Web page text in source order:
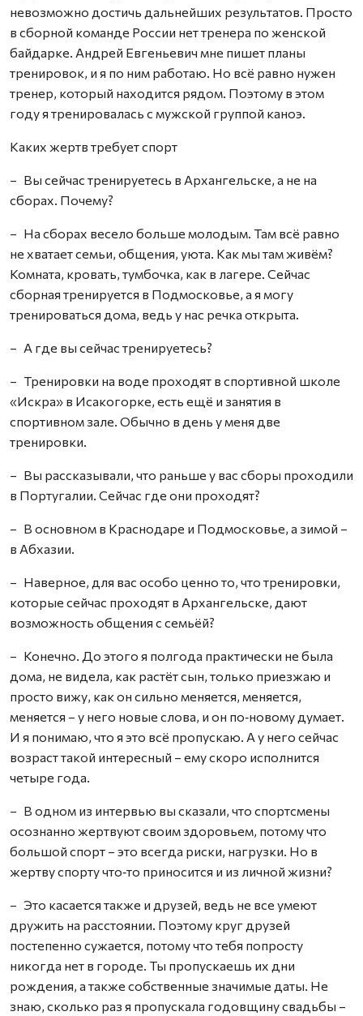
невозможно достичь дальнейших результатов. Просто
в сборной команде России нет тренера по женской
байдарке. Андрей Евгеньевич мне пишет планы
тренировок, и я по ним работаю. Но всё равно нужен
тренер, который находится рядом. Поэтому в этом
году я тренировалась с мужской группой каноэ.
Каких жертв требует спорт
– Вы сейчас тренируетесь в Архангельске, а не на
сборах. Почему?
– На сборах весело больше молодым. Там всё равно
не хватает семьи, общения, уюта. Как мы там живём?
Комната, кровать, тумбочка, как в лагере. Сейчас
сборная тренируется в Подмосковье, а я могу
тренироваться дома, ведь у нас речка открыта.
– А где вы сейчас тренируетесь?
– Тренировки на воде проходят в спортивной школе
«Искра» в Исакогорке, есть ещё и занятия в
спортивном зале. Обычно в день у меня две
тренировки.
– Вы рассказывали, что раньше у вас сборы проходили
в Португалии. Сейчас где они проходят?
– В основном в Краснодаре и Подмосковье, а зимой –
в Абхазии.
– Наверное, для вас особо ценно то, что тренировки,
которые сейчас проходят в Архангельске, дают
возможность общения с семьёй?
– Конечно. До этого я полгода практически не была
дома, не видела, как растёт сын, только приезжаю и
просто вижу, как он сильно меняется, меняется,
меняется – у него новые слова, и он по‑новому думает.
И я понимаю, что я это всё пропускаю. А у него сейчас
возраст такой интересный – ему скоро исполнится
четыре года.
– В одном из интервью вы сказали, что спортсмены
осознанно жертвуют своим здоровьем, потому что
большой спорт – это всегда риски, нагрузки. Но в
жертву спорту что‑то приносится и из личной жизни?
– Это касается также и друзей, ведь не все умеют
дружить на расстоянии. Поэтому круг друзей
постепенно сужается, потому что тебя попросту
никогда нет в городе. Ты пропускаешь их дни
рождения, а также собственные значимые даты. Не
знаю, сколько раз я пропускала годовщину свадьбы –